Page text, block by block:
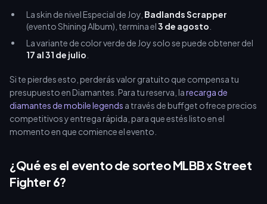
La skin de nivel Especial de Joy, Badlands Scrapper
(evento Shining Album), termina el3 de agosto
La variante de color verde de Joy solo se puede obtener del
17 al 31 de julio
Si te pierdes esto, perderás valor gratuito que compensa tu
presupuesto en Diamantes. Para tu reserva, larecarga de
diamantes de mobile legends a través de buffget ofrece precios
competitivos y entrega rápida, para que estés listo en el
momento en que comience el evento.
¿Qué es el evento de sorteo MLBB x Street
Fighter 6?